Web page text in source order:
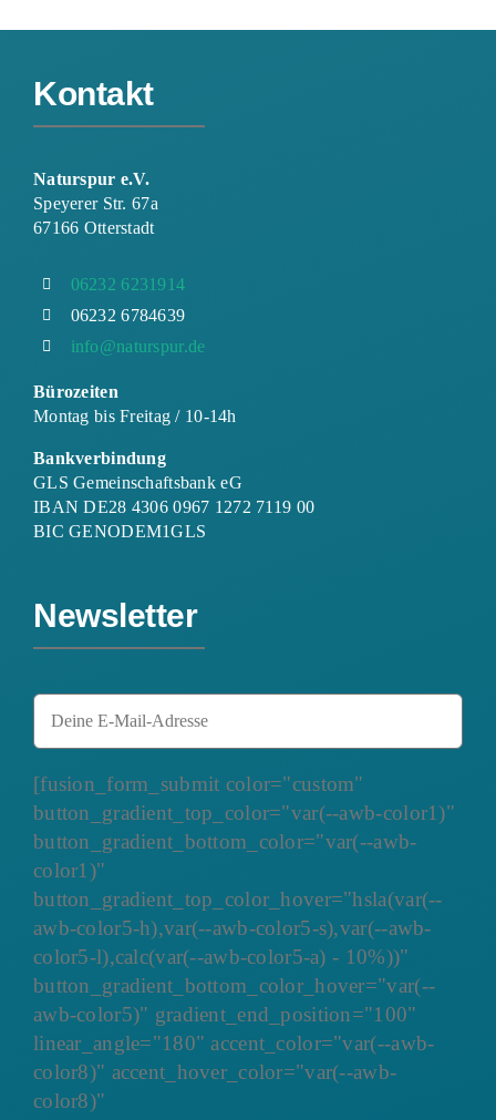
Kontakt
Naturspur e.V.
Speyerer Str. 67a
67166 Otterstadt
06232 6231914
06232 6784639
info@naturspur.de
Bürozeiten
Montag bis Freitag / 10-14h
Bankverbindung
GLS Gemeinschaftsbank eG
IBAN DE28 4306 0967 1272 7119 00
BIC GENODEM1GLS
Newsletter
[fusion_form_submit color="custom"
button_gradient_top_color="var(--awb-color1)"
button_gradient_bottom_color="var(--awb-
color1)"
button_gradient_top_color_hover="hsla(var(--
awb-color5-h),var(--awb-color5-s),var(--awb-
color5-l),calc(var(--awb-color5-a) - 10%))"
button_gradient_bottom_color_hover="var(--
awb-color5)" gradient_end_position="100"
linear_angle="180" accent_color="var(--awb-
color8)" accent_hover_color="var(--awb-
color8)"